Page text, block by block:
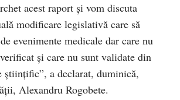
acest raport şi vom discuta
modificare legislativă care să
evenimente medicale dar care nu
şi care nu sunt validate din
ştiinţific”, a declarat, duminică,
Alexandru Rogobete.